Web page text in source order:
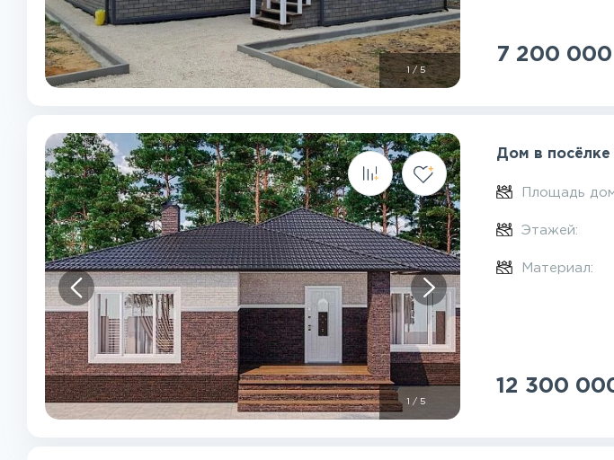
/5
7 200 000
/5
Дом в
Площадь
Этажей:
Материал:
12 300